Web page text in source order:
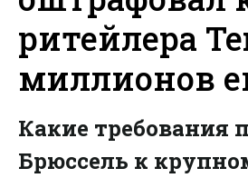
ритейлера
миллионов
Какие требования
Брюссель к